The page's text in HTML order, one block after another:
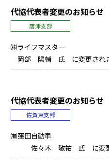
代協代表者変更のお知らせ
唐津支部
㈱ライフマスター
岡部 陽輔 氏 に変更されま
代協代表者変更のお知らせ
佐賀東支部
㈲窪田自動車
佐々木 敬祐 氏 に変更